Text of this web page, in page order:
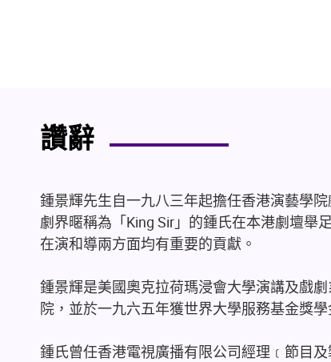
讚辭
鍾景輝先生自一九八三年起擔任香港演藝學
劇界暱稱為「King Sir」的鍾氏在本港劇壇舉
在演和導兩方面均有重要的貢獻。
鍾景輝是美國奧克拉荷瑪浸會大學演講及戲
院，並於一九六五年獲世界大學服務基金獎
鍾氏曾任香港電視廣播有限公司經理﹝節目